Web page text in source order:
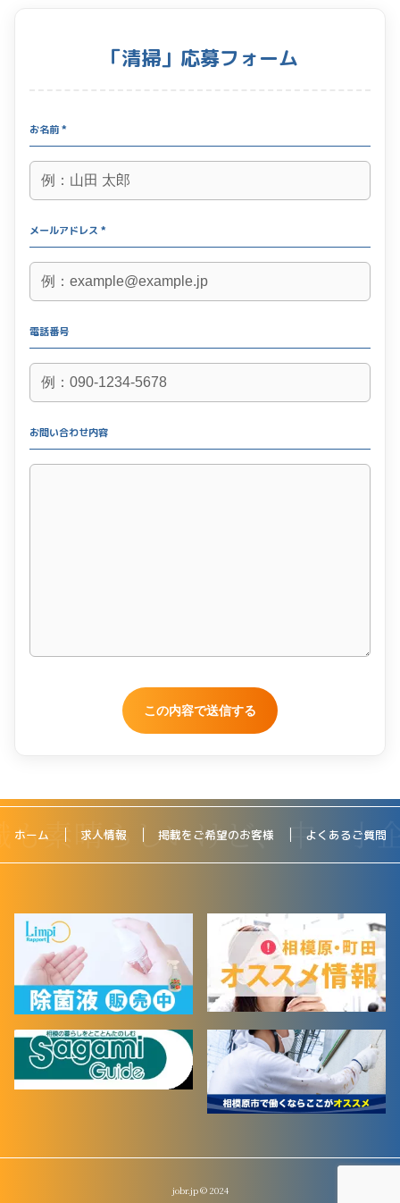
「清掃」応募フォーム
お名前 *
メールアドレス *
電話番号
お問い合わせ内容
ホーム 求人情報 掲載をご希望のお客様 よくあるご質問
jobr.jp © 2024